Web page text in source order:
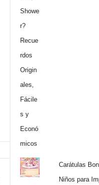
Carátulas
Niños para